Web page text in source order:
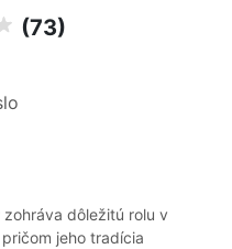
(73)
zohráva dôležitú rolu v
jeho tradícia